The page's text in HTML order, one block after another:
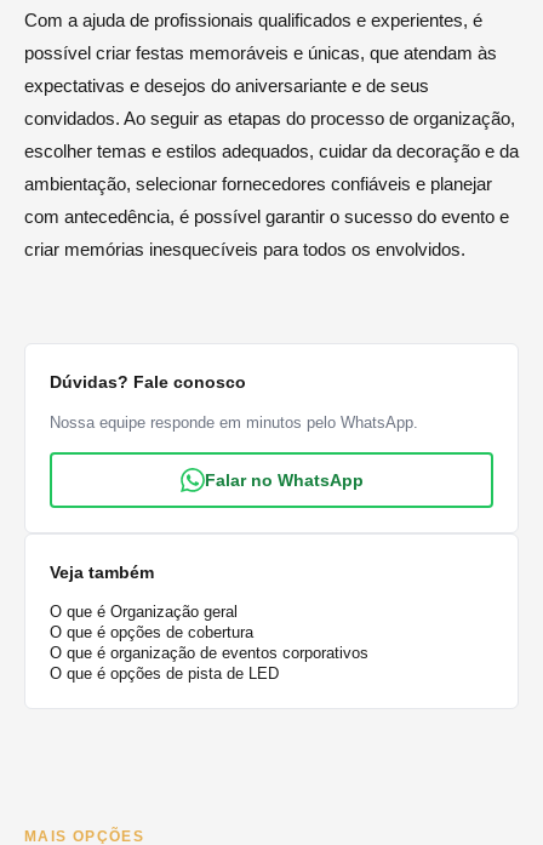
Com a ajuda de profissionais qualificados e experientes, é
possível criar festas memoráveis e únicas, que atendam às
expectativas e desejos do aniversariante e de seus
convidados. Ao seguir as etapas do processo de organização,
escolher temas e estilos adequados, cuidar da decoração e da
ambientação, selecionar fornecedores confiáveis e planejar
com antecedência, é possível garantir o sucesso do evento e
criar memórias inesquecíveis para todos os envolvidos.
Dúvidas? Fale conosco
Nossa equipe responde em minutos pelo WhatsApp.
Falar no WhatsApp
Veja também
O que é Organização geral
O que é opções de cobertura
O que é organização de eventos corporativos
O que é opções de pista de LED
MAIS OPÇÕES